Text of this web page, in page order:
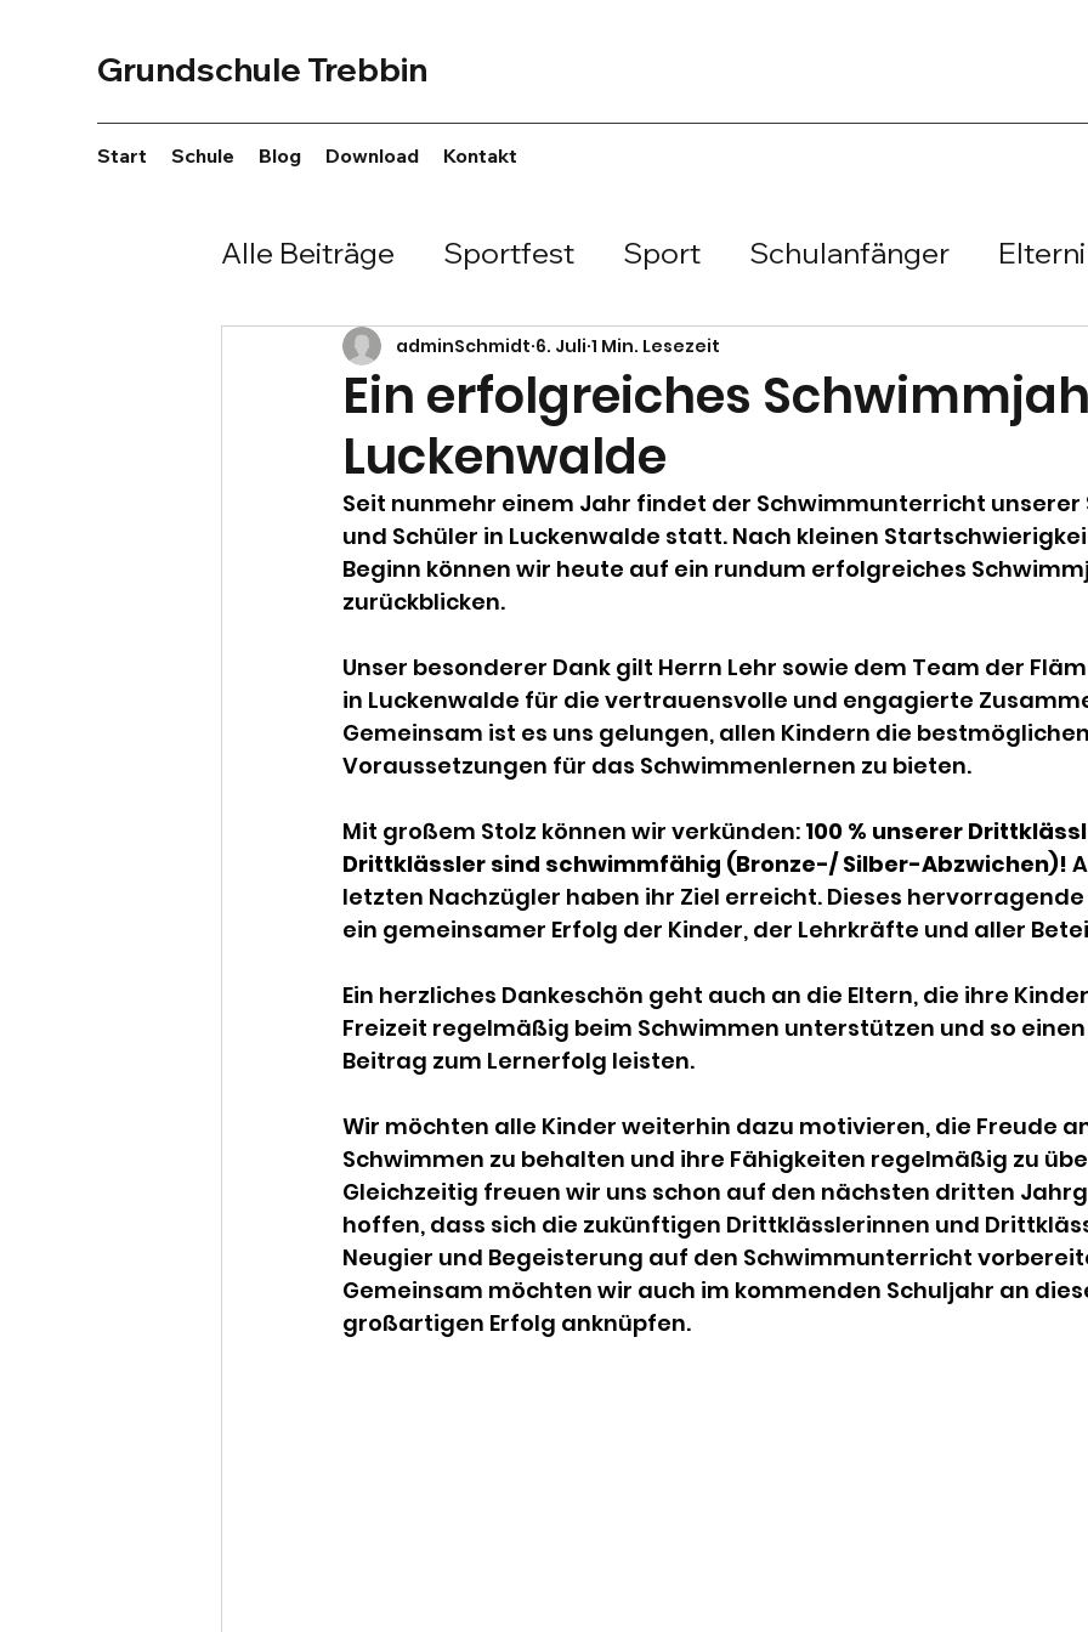
Grundschule Trebbin
Start Schule Blog Download Kontakt
Alle Beiträge Sportfest Sport Schulanfänger
Brennball Hochsprung Schulmeisterschaft
Englischwettbewerb Regionalfinale
Einschulung Sachunterricht Projekttag Ei-Hochzeit
Wandertag Musik Bibliothek Förderverein
Känguru Fußball
Ein erfolgreiches
Luckenwalde
adminSchmidt 6. Juli 1 Min. Lesezeit
Seit nunmehr einem Jahr findet der Schwimmunterricht
und Schüler in Luckenwalde statt. Nach kleinen
Beginn können wir heute auf ein rundum erfolgreiches
zurückblicken.
Unser besonderer Dank gilt Herrn Lehr sowie dem Team der
in Luckenwalde für die vertrauensvolle und engagierte
Gemeinsam ist es uns gelungen, allen Kindern die
Voraussetzungen für das Schwimmenlernen zu bieten.
Mit großem Stolz können wir verkünden: 100 % unserer
Drittklässler sind schwimmfähig (Bronze-/ Silber-Abzwichen)!
letzten Nachzügler haben ihr Ziel erreicht. Dieses
ein gemeinsamer Erfolg der Kinder, der Lehrkräfte und aller
Ein herzliches Dankeschön geht auch an die Eltern, die ihre
Freizeit regelmäßig beim Schwimmen unterstützen und so
Beitrag zum Lernerfolg leisten.
Wir möchten alle Kinder weiterhin dazu motivieren, die Freude
Schwimmen zu behalten und ihre Fähigkeiten regelmäßig zu
Gleichzeitig freuen wir uns schon auf den nächsten dritten
hoffen, dass sich die zukünftigen Drittklässlerinnen und
Neugier und Begeisterung auf den Schwimmunterricht
Gemeinsam möchten wir auch im kommenden Schuljahr an
großartigen Erfolg anknüpfen.